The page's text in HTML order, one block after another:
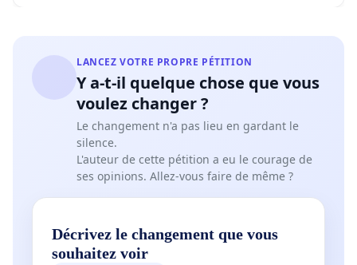
LANCEZ VOTRE PROPRE PÉTITION
Y a-t-il quelque chose que vous
voulez changer ?
Le changement n'a pas lieu en gardant le
silence.
L'auteur de cette pétition a eu le courage de
ses opinions. Allez-vous faire de même ?
Décrivez le changement que vous
souhaitez voir